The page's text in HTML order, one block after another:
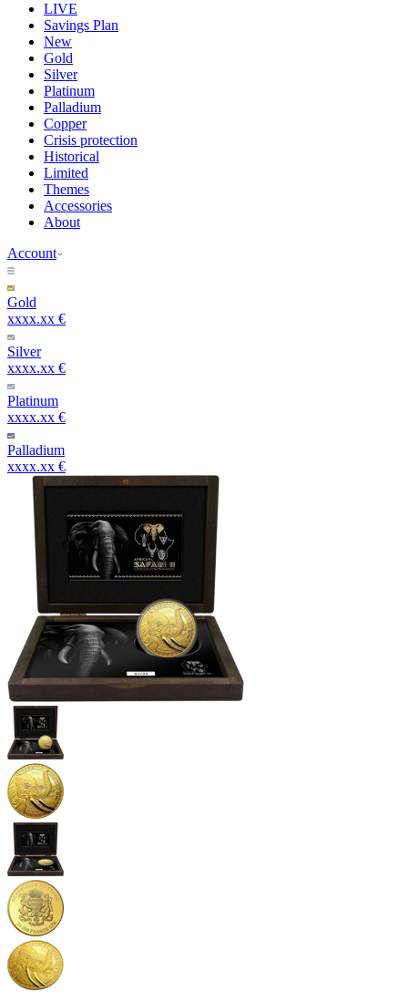
LIVE
Savings Plan
New
Gold
Silver
Platinum
Palladium
Copper
Crisis protection
Historical
Limited
Themes
Accessories
About
Account
Gold
xxxx.xx €
Silver
xxxx.xx €
Platinum
xxxx.xx €
Palladium
xxxx.xx €